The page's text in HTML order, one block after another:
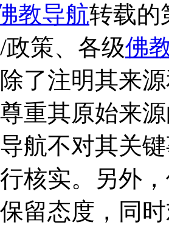
教导航转载的
策、各级佛
了注明其来
重其原始来
航不对其关
核实。另外
留态度，同